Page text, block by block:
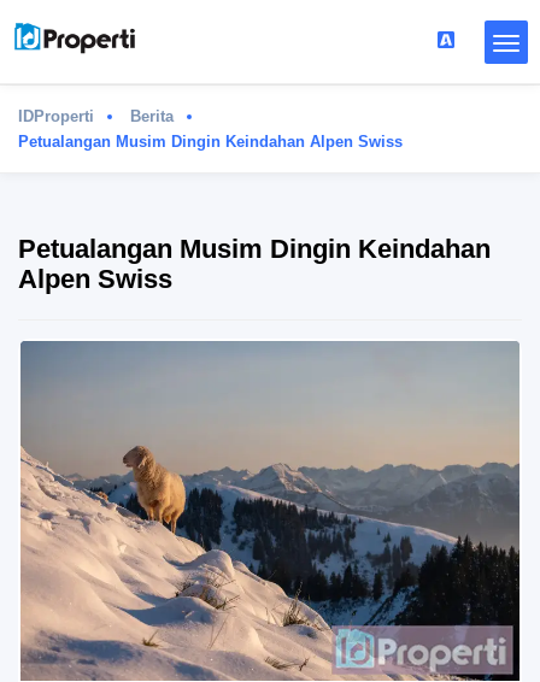
IDProperti
Berita
Petualangan Musim Dingin Keindahan Alpen Swiss
Petualangan Musim Dingin Keindahan
Alpen Swiss